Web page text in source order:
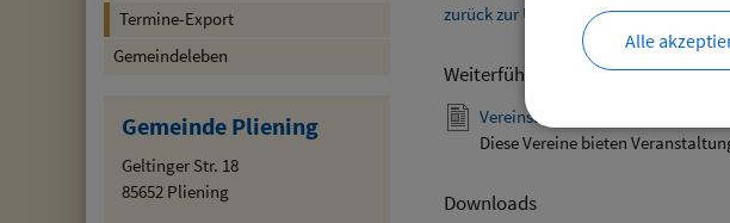
Termine-Export
Gemeindeleben
Gemeinde Pliening
Geltinger Str. 18
85652 Pliening
zurück zur Übersicht
Weiterführende Links
Vereinsangebote speziell für junge
Diese Vereine bieten
Downloads
Alle